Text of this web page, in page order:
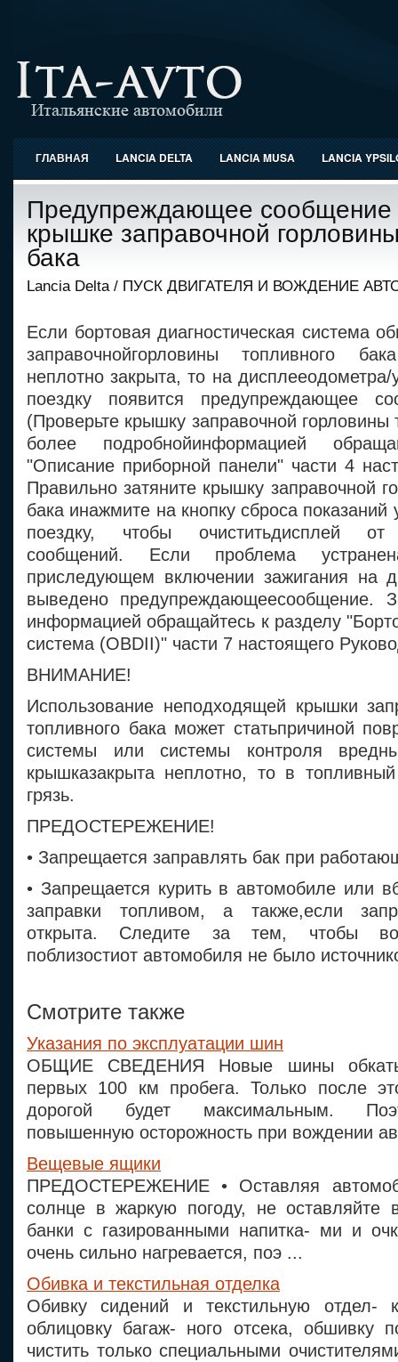
ГЛАВНАЯ LANCIA DELTA LANCIA MUSA LANCIA
Предупреждающее сообщение
крышке заправочной
бака
Lancia Delta/ ПУСК ДВИГАТЕЛЯ И ВОЖДЕНИЕ
Если бортовая диагностическая система
заправочнойгорловины топливного
неплотно закрыта, то на дисплееодометра/
поездку появится предупреждающее
(Проверьте крышку заправочной горловины
более подробнойинформацией
"Описание приборной панели" части 4
Правильно затяните крышку заправочной
бака инажмите на кнопку сброса показаний
поездку, чтобы очиститьдисплей от
сообщений. Если проблема
приследующем включении зажигания на
выведено предупреждающеесообщение.
информацией обращайтесь к разделу
система (OBDII)" части 7 настоящего
ВНИМАНИЕ!
Использование неподходящей крышки
топливного бака может статьпричиной
системы или системы контроля
крышказакрыта неплотно, то в
грязь.
ПРЕДОСТЕРЕЖЕНИЕ!
• Запрещается заправлять бак при
• Запрещается курить в автомобиле или
заправки топливом, а также,если
открыта. Следите за тем, чтобы
поблизостиот автомобиля не было
Смотрите также
Указания по эксплуатации шин
ОБЩИЕ СВЕДЕНИЯ Новые шины
первых 100 км пробега. Только после
дорогой будет максимальным.
повышенную осторожность при вождении
Вещевые ящики
ПРЕДОСТЕРЕЖЕНИЕ • Оставляя
солнце в жаркую погоду, не оставляйте
банки с газированными напитка- ми и
очень сильно нагревается, поэ ...
Обивка и текстильная отделка
Обивку сидений и текстильную отдел-
облицовку багаж- ного отсека, обшивку
чистить только специальными